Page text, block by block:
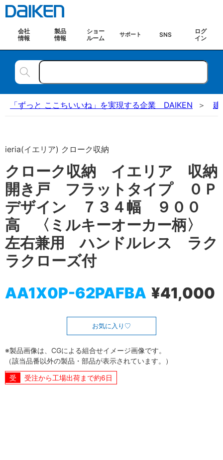
会社
情報
製品
情報
ショー
ルーム
サポート SNS
ログ
イン
「ずっと ここちいいね」を実現する企業 DAIKEN 建
ieria(イエリア) クローク収納
クローク収納 イエリア 収納
開き戸 フラットタイプ ０Ｐ
デザイン ７３４幅 ９００
高 〈ミルキーオーカー柄〉
左右兼用 ハンドルレス ラク
ラクローズ付
AA1X0P-62PAFBA ¥41,000
お気に入り
※製品画像は、CGによる組合せイメージ画像です。
（該当品番以外の製品・部品が表示されています。）
受注から工場出荷まで約6日